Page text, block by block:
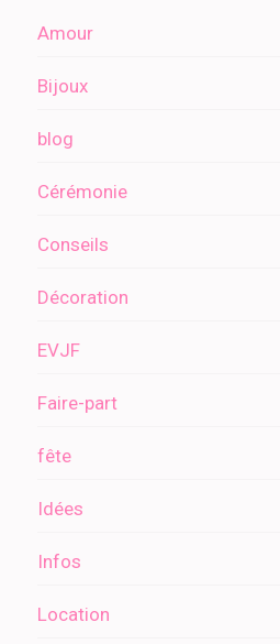
Amour
Bijoux
blog
Cérémonie
Conseils
Décoration
EVJF
Faire-part
fête
Idées
Infos
Location